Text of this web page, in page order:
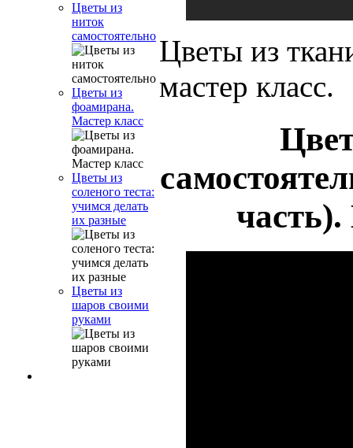
Цветы из
ниток
самостоятельно
Цветы из
фоамирана.
Мастер класс
Цветы из
соленого теста:
учимся делать
их разные
Цветы из
шаров своими
руками
Цветы из
мастер класс.